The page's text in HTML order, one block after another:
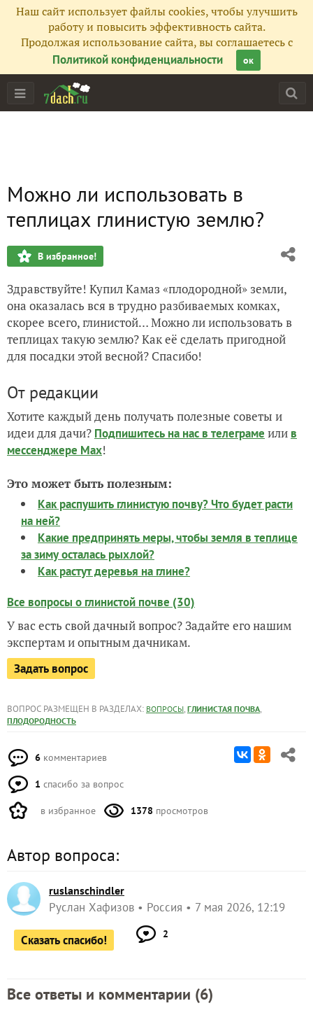
Наш сайт использует файлы cookies, чтобы улучшить
работу и повысить эффективность сайта.
Продолжая использование сайта, вы соглашаетесь с
Политикой конфиденциальности
ок
Можно ли использовать в
теплицах глинистую землю?
В избранное!
Здравствуйте! Купил Камаз «плодородной» земли,
она оказалась вся в трудно разбиваемых комках,
скорее всего, глинистой… Можно ли использовать в
теплицах такую землю? Как её сделать пригодной
для посадки этой весной? Спасибо!
От редакции
Хотите каждый день получать полезные советы и
идеи для дачи? Подпишитесь на нас в телеграме или в
мессенджере Max!
Это может быть полезным:
Как распушить глинистую почву? Что будет расти
на ней?
Какие предпринять меры, чтобы земля в теплице
за зиму осталась рыхлой?
Как растут деревья на глине?
Все вопросы о глинистой почве (30)
У вас есть свой дачный вопрос? Задайте его нашим
экспертам и опытным дачникам.
Задать вопрос
ВОПРОС РАЗМЕЩЕН В РАЗДЕЛАХ: ВОПРОСЫ, ГЛИНИСТАЯ ПОЧВА,
ПЛОДОРОДНОСТЬ
6 комментариев
1 спасибо за вопрос
в избранное 1378 просмотров
Автор вопроса:
ruslanschindler
Руслан Хафизов Россия 7 мая 2026, 12:19
Сказать спасибо! 2
Все ответы и комментарии (6)